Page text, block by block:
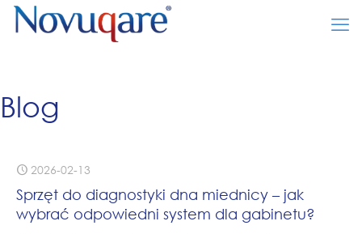
Blog
2026-02-13
Sprzęt do diagnostyki dna miednicy – jak
wybrać odpowiedni system dla gabinetu?